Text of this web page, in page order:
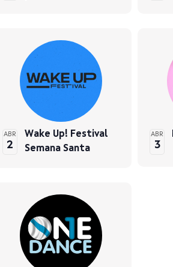
ABR
2
Wake Up! Festival
Semana Santa
ABR
3